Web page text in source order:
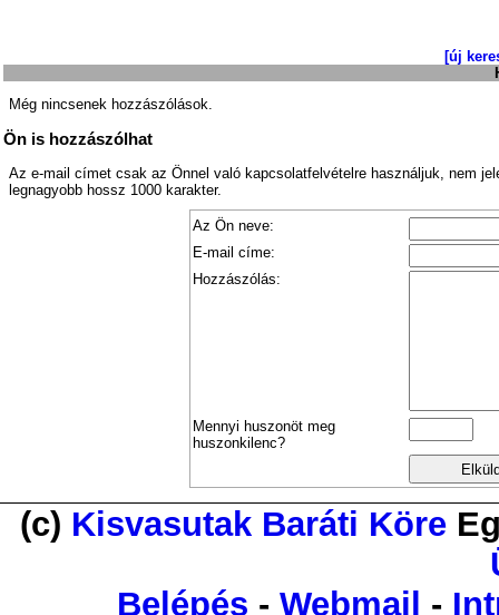
[új
Még nincsenek hozzászólások.
Ön is hozzászólhat
Az e-mail címet csak az Önnel való kapcsolatfelvételre használjuk, nem
legnagyobb hossz 1000 karakter.
Az Ön neve:
E-mail címe:
Hozzászólás:
Mennyi huszonöt meg
huszonkilenc?
(c) Kisvasutak Baráti Köre
Belépés - Webmail -